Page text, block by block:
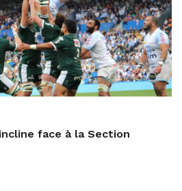
face à la Section